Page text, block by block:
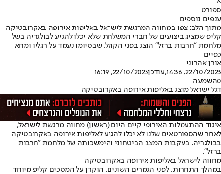
ספורט
ענפים נוספים
מתוך הלב: צפו במחווה המרגשת לישראל באליפות אירופה באקרובטיקה
קליפ שמציג ביצועים של חברי המשלחת שלא יכלו להגיע לבולגריה בשל
מלחמת "חרבות ברזל" הוצג בפני הקהל, שבסיומו נעמד על רגליו ומחא
כפיים
אורן אהרוני
22/10/2023, 14:36
,עודכן22/10/2023, 16:19
0השמעה
דגל ישראל מוצג באליפות אירופה באקרובטיקה
איגוד ההתעמלות האירופי קיים היום (ראשון) מחווה מרגשת לישראל,
לאחר שהספורטאים שלנו לא יכלו להגיע לאליפות אירופה באקרובטיקה
בבולגריה, בעקבות המצב הביטחוני והימשכותה של מלחמת "חרבות
ברזל".
מחווה לישראל באליפות אירופה באקרובטיקה
במהלך התחרות, לפני הגמרים השונים, הוקרן על המסכים קליפ מיוחד